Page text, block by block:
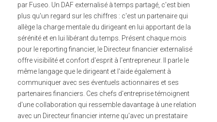
par Fuseo. Un DAF externalisé à temps partagé, c'est bien
plus qu'un regard sur les chiffres : c'est un partenaire qui
allège la charge mentale du dirigeant en lui apportant de la
sérénité et en lui libérant du temps. Présent chaque mois
pour le reporting financier, le Directeur financier externalisé
offre visibilité et confort d'esprit à l'entrepreneur. Il parle le
même langage que le dirigeant et l'aide également à
communiquer avec ses éventuels actionnaires et ses
partenaires financiers. Ces chefs d'entreprise témoignent
d'une collaboration qui ressemble davantage à une relation
avec un Directeur financier interne qu'avec un prestataire